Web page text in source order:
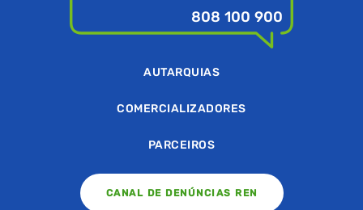
808 100 900
AUTARQUIAS
COMERCIALIZADORES
PARCEIROS
CANAL DE DENÚNCIAS REN